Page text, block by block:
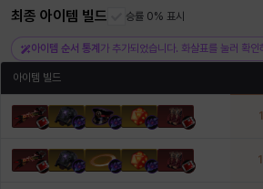
헤이즈 헨리 현우
최종 아이템 빌드 승률 0% 표시
아이템 순서 통계 가 추가되었습니다. 화살표를 눌러 확인
아이템 빌드